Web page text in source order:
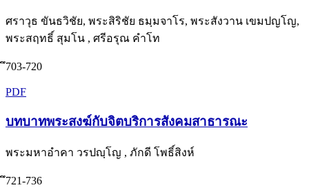
ศราวุธ ขันธวิชัย, พระสิริชัย ธมฺมจาโร, พระสังวาน เขมปญโญ,
พระสฤทธิ์ สุมโน , ศรีอรุณ คำโท
ึ703-720
PDF
บทบาทพระสงฆ์กับจิตบริการสังคมสาธารณะ
พระมหาอำคา วรปญฺโญ , ภักดี โพธิ์สิงห์
ึ721-736